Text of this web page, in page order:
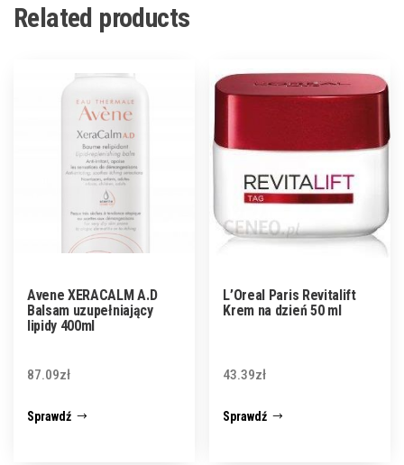
Related products
Avene XERACALM A.D
Balsam uzupełniający
lipidy 400ml
87.09zł
Sprawdź
L’Oreal Paris Revitalift
Krem na dzień 50 ml
43.39zł
Sprawdź